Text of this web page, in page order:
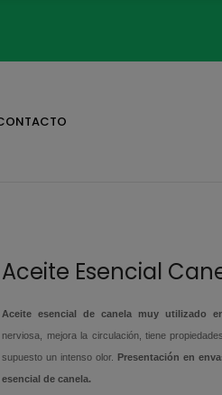
Aceite Esencial
Aceite esencial de canela muy utilizado
nerviosa, mejora la circulación, tiene
supuesto un intenso olor. Presentación en
esencial de canela.